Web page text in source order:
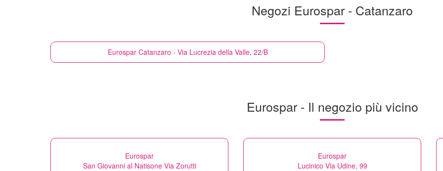
Negozi Eurospar - Catanzaro
Eurospar Catanzaro - Via Lucrezia della Valle, 22/B
Eurospar - Il negozio più vicino
Eurospar
San Giovanni al Natisone Via Zorutti
Eurospar
Lucinico Via Udine, 99